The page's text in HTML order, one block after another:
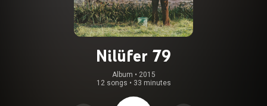
Nilüfer 79
Album • 2015
12 songs • 33 minutes